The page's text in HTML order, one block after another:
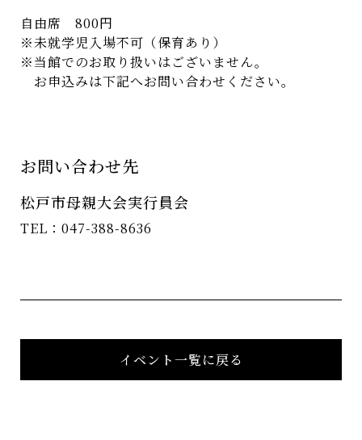
自由席 800円
※未就学児入場不可（保育あり）
※当館でのお取り扱いはございません。
お申込みは下記へお問い合わせください。
お問い合わせ先
松戸市母親大会実行員会
TEL：047-388-8636
イベント一覧に戻る